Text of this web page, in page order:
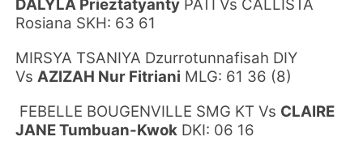
DALYLA Prieztatyanty PATI Vs CALLISTA
Rosiana SKH: 63 61
MIRSYA TSANIYA Dzurrotunnafisah DIY
VsAZIZAH Nur Fitriani MLG: 61 36 (8)
FEBELLE BOUGENVILLE SMG KT Vs CLAIRE
JANE Tumbuan-Kwok DKI: 06 16